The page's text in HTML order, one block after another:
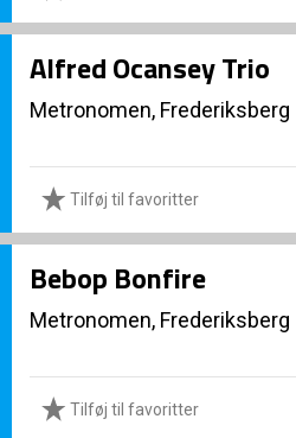
Alfred Ocansey Trio
Metronomen, Frederiksberg
Tilføj til favoritter
Bebop Bonfire
Metronomen, Frederiksberg
Tilføj til favoritter